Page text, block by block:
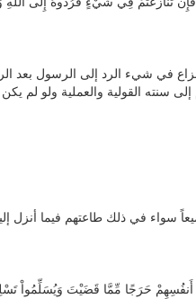
في شيء الرد إلى الرسول بعد
سنته القولية والعملية ولو لم
سواء في ذلك طاعتهم فيما أنزل
حَرَجًا مِّمَّا قَضَيْتَ وَيُسَلِّمُواْ